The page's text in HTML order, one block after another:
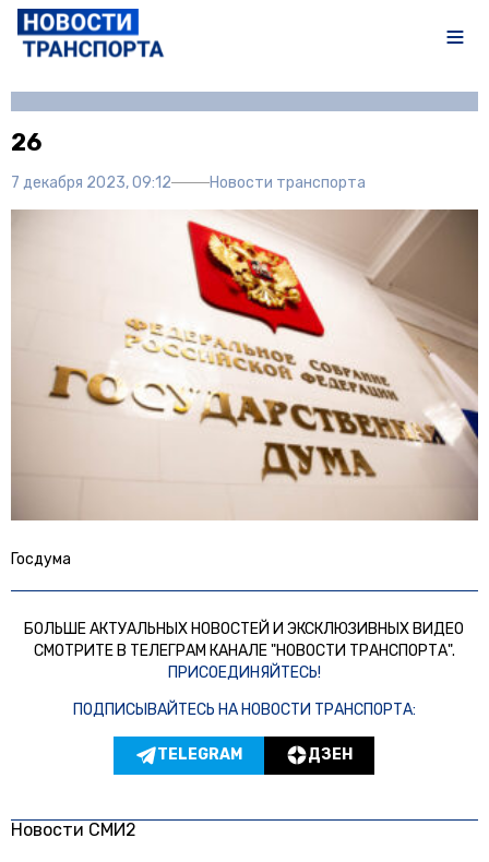
26
7 декабря 2023, 09:12 Новости транспорта
Госдума
БОЛЬШЕ АКТУАЛЬНЫХ НОВОСТЕЙ И ЭКСКЛЮЗИВНЫХ ВИДЕО
СМОТРИТЕ В ТЕЛЕГРАМ КАНАЛЕ "НОВОСТИ ТРАНСПОРТА".
ПРИСОЕДИНЯЙТЕСЬ!
ПОДПИСЫВАЙТЕСЬ НА НОВОСТИ ТРАНСПОРТА:
TELEGRAM ДЗЕН
Новости СМИ2